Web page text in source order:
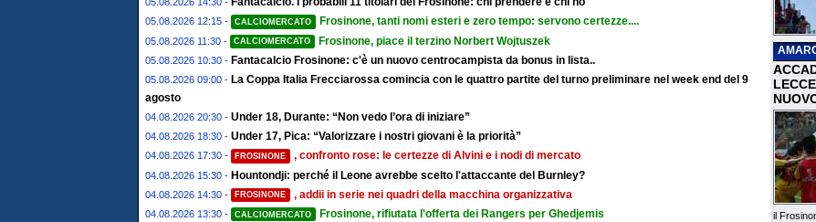
05.08.2026 12:15 - CALCIOMERCATO Frosinone, tanti nomi esteri e zero tempo: servono certezze....
05.08.2026 11:30 - CALCIOMERCATO Frosinone, piace il terzino Norbert Wojtuszek
05.08.2026 10:30 - Fantacalcio Frosinone: c'è un nuovo centrocampista da bonus in lista..
05.08.2026 09:00 - La Coppa Italia Frecciarossa comincia con le quattro partite del turno preliminare nel week end del 9
agosto
04.08.2026 20:30 - Under 18, Durante: “Non vedo l’ora di iniziare”
04.08.2026 18:30 - Under 17, Pica: “Valorizzare i nostri giovani è la priorità”
04.08.2026 17:30 - FROSINONE , confronto rose: le certezze di Alvini e i nodi di mercato
04.08.2026 15:30 - Hountondji: perché il Leone avrebbe scelto l'attaccante del Burnley?
04.08.2026 14:30 - FROSINONE , addii in serie nei quadri della macchina organizzativa
04.08.2026 13:30 - CALCIOMERCATO Frosinone, rifiutata l'offerta dei Rangers per Ghedjemis
il